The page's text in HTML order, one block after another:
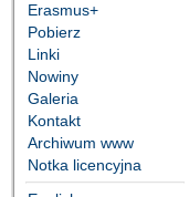
Erasmus+
Pobierz
Linki
Nowiny
Galeria
Kontakt
Archiwum www
Notka licencyjna